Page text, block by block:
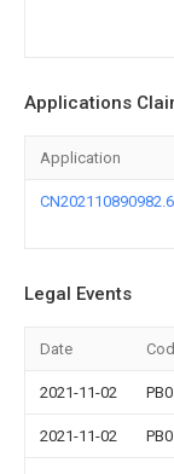
Applications
Application
Legal Events
Date
2021-11-02
2021-11-02